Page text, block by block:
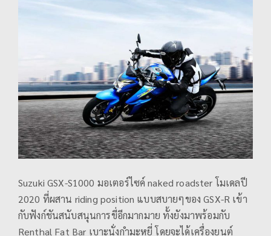
Suzuki GSX-S1000 มอเตอร์ไซค์ naked roadster โมเดลปี
2020 ที่ผสาน riding position แบบสบายๆของ GSX-R เข้า
กับฟังก์ชันสนับสนุนการขี่อีกมากมาย ทั้งยังมาพร้อมกับ
Renthal Fat Bar เบาะนั่งกำมะหยี่ โดยจะได้เครื่องยนต์